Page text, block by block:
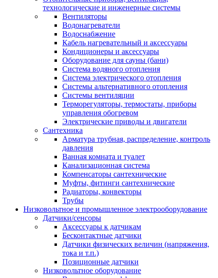
технологические и инженерные системы
Вентиляторы
Водонагреватели
Водоснабжение
Кабель нагревательный и аксессуары
Кондиционеры и аксессуары
Оборудование для сауны (бани)
Система водяного отопления
Система электрического отопления
Системы альтернативного отопления
Системы вентиляции
Терморегуляторы, термостаты, приборы
управления обогревом
Электрические приводы и двигатели
Сантехника
Арматура трубная, распределение, контроль
давления
Ванная комната и туалет
Канализационная система
Компенсаторы сантехнические
Муфты, фитинги сантехнические
Радиаторы, конвекторы
Трубы
Низковольтное и промышленное электрооборудование
Датчики/сенсоры
Аксессуары к датчикам
Бесконтактные датчики
Датчики физических величин (напряжения,
тока и т.п.)
Позиционные датчики
Низковольтное оборудование